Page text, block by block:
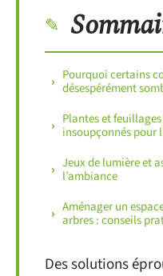
Pourquoi certains
désespérément
Plantes et
insoupçonnés pour
Jeux de lumière et
l’ambiance
Aménager un
arbres : conseils
Des solutions